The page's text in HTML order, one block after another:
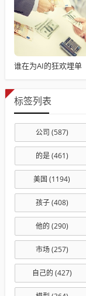
谁在为AI的狂欢埋单
标签列表
公司 (587)
的是(461)
美国 (1194)
孩子(408)
他的 (290)
市场(257)
自己的 (427)